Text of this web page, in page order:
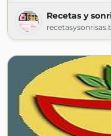
Recetas y